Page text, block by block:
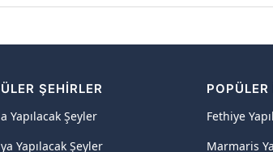
ŞEHIRLER
Yapılacak Şeyler
Yapılacak Şeyler
POPÜLER
Fethiye
Marmaris